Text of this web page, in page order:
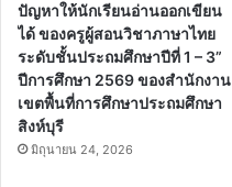
ปัญหาให้นักเรียนอ่านออกเขียน
ได้ ของครูผู้สอนวิชาภาษาไทย
ระดับชั้นประถมศึกษาปีที่ 1 – 3”
ปีการศึกษา 2569 ของสำนักงาน
เขตพื้นที่การศึกษาประถมศึกษา
สิงห์บุรี
มิถุนายน 24, 2026